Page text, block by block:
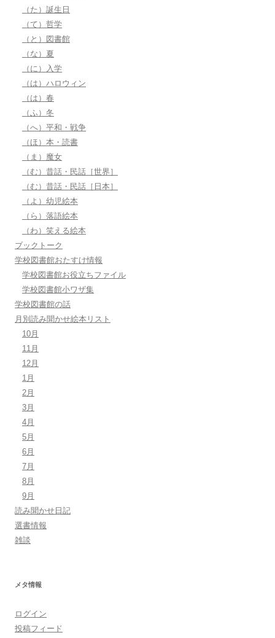
（た）誕生日
（て）哲学
（と）図書館
（な）夏
（に）入学
（は）ハロウィン
（は）春
（ふ）冬
（へ）平和・戦争
（ほ）本・読書
（ま）魔女
（む）昔話・民話［世界］
（む）昔話・民話［日本］
（よ）幼児絵本
（ら）落語絵本
（わ）笑える絵本
ブックトーク
学校図書館おたすけ情報
学校図書館お役立ちファイル
学校図書館小ワザ集
学校図書館の話
月別読み聞かせ絵本リスト
10月
11月
12月
1月
2月
3月
4月
5月
6月
7月
8月
9月
読み聞かせ日記
選書情報
雑談
メタ情報
ログイン
投稿フィード